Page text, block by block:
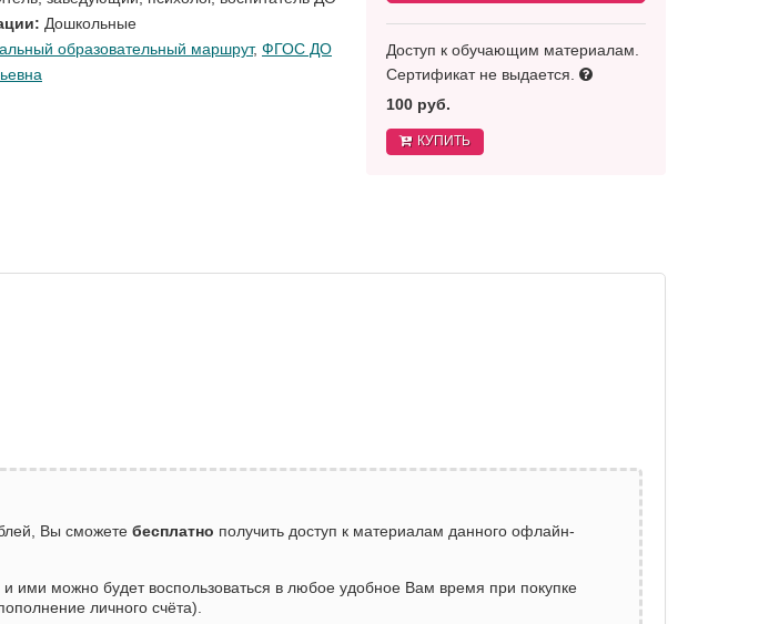
Дошкольные
образовательный маршрут, ФГОС ДО
Доступ к обучающим материалам.
Сертификат не выдается.
100 руб.
КУПИТЬ
Вы сможете бесплатно получить доступ к материалам данного офлайн-
и ими можно будет воспользоваться в любое удобное Вам время при покупке
личного счёта).